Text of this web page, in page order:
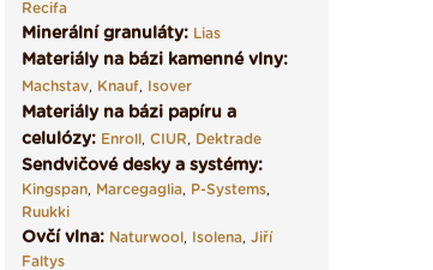
Recifa
Minerální granuláty: Lias
Materiály na bázi kamenné vlny:
Machstav, Knauf, Isover
Materiály na bázi papíru a
celulózy: Enroll, CIUR, Dektrade
Sendvičové desky a systémy:
Kingspan, Marcegaglia, P-Systems,
Ruukki
Ovčí vlna: Naturwool, Isolena, Jiří
Faltys